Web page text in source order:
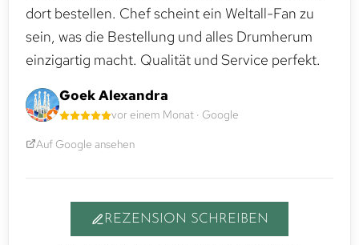
dort bestellen. Chef scheint ein Weltall-Fan zu
sein, was die Bestellung und alles Drumherum
einzigartig macht. Qualität und Service perfekt.
Goek Alexandra
vor einem Monat · Google
Auf Google ansehen
REZENSION SCHREIBEN